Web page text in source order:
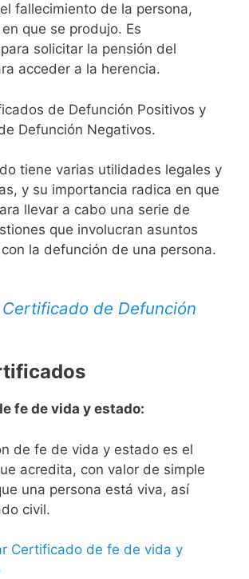
fallecimiento de la persona,
que se produjo. Es
solicitar la pensión del
acceder a la herencia.
de Defunción Positivos y
Defunción Negativos.
tiene varias utilidades legales y
y su importancia radica en que
llevar a cabo una serie de
que involucran asuntos
la defunción de una persona.
de Defunción
fe de vida y estado:
de fe de vida y estado es el
acredita, con valor de simple
una persona está viva, así
civil.
Certificado de fe de vida y